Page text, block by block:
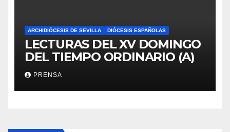
ARCHIDIÓCESIS DE SEVILLA DIÓCESIS ESPAÑOLAS
LECTURAS DEL XV DOMINGO
DEL TIEMPO ORDINARIO (A)
PRENSA